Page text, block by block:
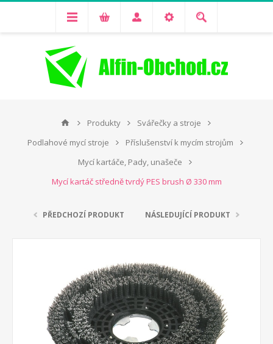
Produkty
Svářečky a stroje
Podlahové mycí stroje
Příslušenství k mycím strojům
Mycí kartáče, Pady, unašeče
Mycí kartáč středně tvrdý PES brush Ø 330 mm
PŘEDCHOZÍ PRODUKT NÁSLEDUJÍCÍ PRODUKT